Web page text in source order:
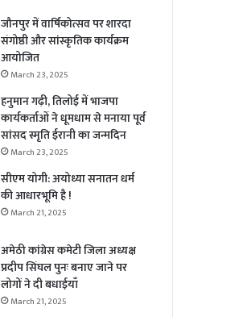
जौनपुर में वार्षिकोत्सव पर शारदा
संगोष्ठी और सांस्कृतिक कार्यक्रम
आयोजित
March 23, 2025
हनुमान गढ़ी, तिलोई में भाजपा
कार्यकर्ताओं ने धूमधाम से मनाया पूर्व
सांसद स्मृति ईरानी का जन्मदिन
March 23, 2025
सीएम योगी: अयोध्या सनातन धर्म
की आधारभूमि है !
March 21, 2025
अमेठी कांग्रेस कमेटी जिला अध्यक्ष
प्रदीप सिंघल पुनः बनाए जाने पर
लोगों ने दी बधाईयाँ
March 21, 2025